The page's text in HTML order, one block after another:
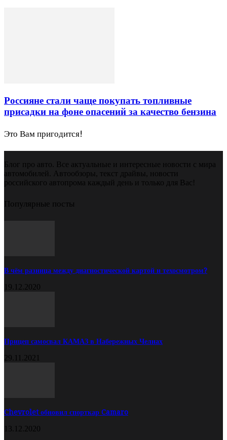
Россияне стали чаще покупать топливные
присадки на фоне опасений за качество бензина
Это Вам пригодится!
Блог про авто. Все актуальные и интересные новости с мира
автомобилей. Автообзоры, текст драйвы, новости
российского автопрома каждый день и только для Вас!
Популярные посты
В чём разница между диагностической картой и техосмотром?
19.12.2020
Прицеп самосвал КАМАЗ в Набережных Челнах
29.11.2021
Chevrolet обновил спорткар Camaro
13.12.2020